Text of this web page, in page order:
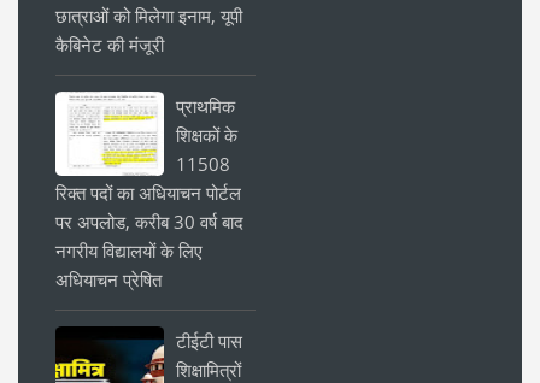
छात्राओं को मिलेगा इनाम, यूपी
कैबिनेट की मंजूरी
प्राथमिक
शिक्षकों के
11508
रिक्त पदों का अधियाचन पोर्टल
पर अपलोड, करीब 30 वर्ष बाद
नगरीय विद्यालयों के लिए
अधियाचन प्रेषित
टीईटी पास
शिक्षामित्रों